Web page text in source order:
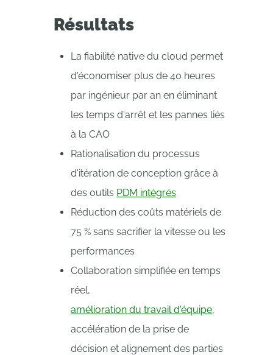
Résultats
La fiabilité native du cloud permet
d'économiser plus de 40 heures
par ingénieur par an en éliminant
les temps d'arrêt et les pannes liés
à la CAO
Rationalisation du processus
d'itération de conception grâce à
des outils PDM intégrés
Réduction des coûts matériels de
75 % sans sacrifier la vitesse ou les
performances
Collaboration simplifiée en temps
réel,
amélioration du travail d'équipe,
accélération de la prise de
décision et alignement des parties